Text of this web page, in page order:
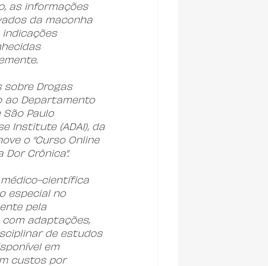
as informações
da maconha
indicações
sobre Drogas
ao Departamento
São Paulo
Institute (ADAI), da
o “Curso Online
Crônica”.
científica
especial no
pela
com adaptações,
de estudos
em
custos por